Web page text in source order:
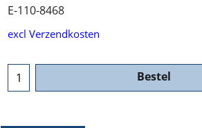
E-110-8468
excl Verzendkosten
Bestel